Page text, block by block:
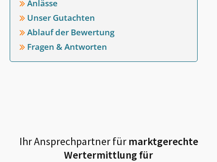
Anlässe
Unser Gutachten
Ablauf der Bewertung
Fragen & Antworten
Ihr Ansprechpartner fürmarktgerechte
Wertermittlung für